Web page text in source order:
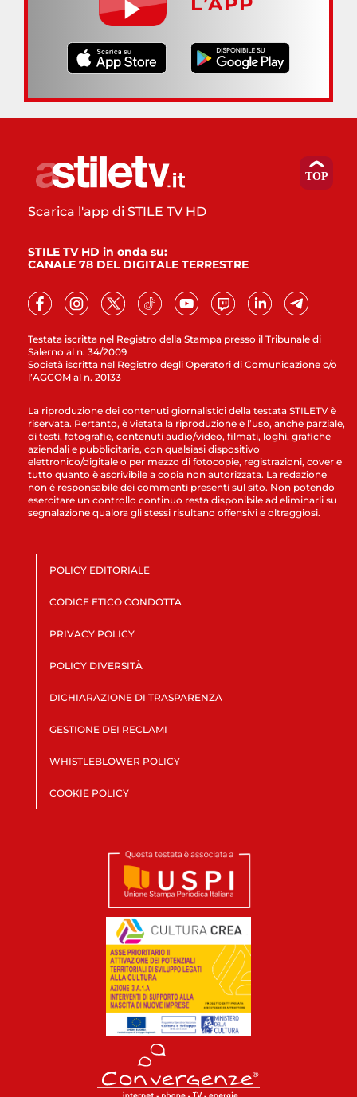
Testata iscritta nel Registro della Stampa presso il Tribunale di
Salerno al n. 34/2009
Società iscritta nel Registro degli Operatori di Comunicazione c/o
l’AGCOM al n. 20133
Scarica l'app di STILE TV HD
STILE TV HD in onda su:
CANALE 78 DEL DIGITALE TERRESTRE
La riproduzione dei contenuti giornalistici della testata STILETV è
riservata. Pertanto, è vietata la riproduzione e l’uso, anche parziale,
di testi, fotografie, contenuti audio/video, filmati, loghi, grafiche
aziendali e pubblicitarie, con qualsiasi dispositivo
elettronico/digitale o per mezzo di fotocopie, registrazioni, cover e
tutto quanto è ascrivibile a copia non autorizzata. La redazione
non è responsabile dei commenti presenti sul sito. Non potendo
esercitare un controllo continuo resta disponibile ad eliminarli su
segnalazione qualora gli stessi risultano offensivi e oltraggiosi.
POLICY EDITORIALE
CODICE ETICO CONDOTTA
PRIVACY POLICY
POLICY DIVERSITÀ
DICHIARAZIONE DI TRASPARENZA
GESTIONE DEI RECLAMI
WHISTLEBLOWER POLICY
COOKIE POLICY